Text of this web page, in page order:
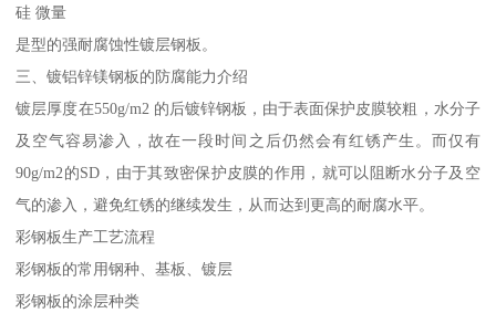
硅 微量
是型的强耐腐蚀性镀层钢板。
三、镀铝锌镁钢板的防腐能力介绍
镀层厚度在550g/m2 的后镀锌钢板，由于表面保护皮膜较粗，水分子
及空气容易渗入，故在一段时间之后仍然会有红锈产生。而仅有
90g/m2的SD，由于其致密保护皮膜的作用，就可以阻断水分子及空
气的渗入，避免红锈的继续发生，从而达到更高的耐腐水平。
彩钢板生产工艺流程
彩钢板的常用钢种、基板、镀层
彩钢板的涂层种类